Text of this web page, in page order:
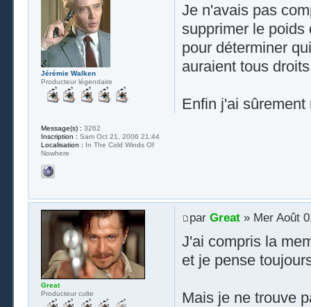
Je n'avais pas
supprimer le poids
pour déterminer
auraient tous
Enfin j'ai sûrement
Jérémie Walken
Producteur légendaire
Message(s) : 3262
Inscription : Sam Oct 21, 2006 21:44
Localisation : In The Cold Winds Of
Nowhere
par Great» Mer Août
J'ai compris la
et je pense
Mais je ne trouve
Great
Producteur culte